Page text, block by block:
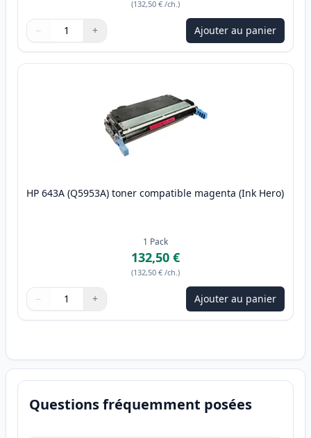
(132,50 € /ch.)
Quantité
Utilisez les boutons pour ajuster
− +
Quantité Ajouter au panier
HP 643A (Q5953A) toner compatible magenta (Ink Hero)
1 Pack
132,50 €
(132,50 € /ch.)
Quantité
Utilisez les boutons pour ajuster
− +
Quantité Ajouter au panier
Questions fréquemment posées